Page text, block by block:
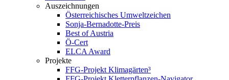
Auszeichnungen
Österreichisches Umweltzeichen
Sonja-Bernadotte-Preis
Best of Austria
Ö-Cert
ELCA Award
Projekte
FFG-Projekt Klimagärten³